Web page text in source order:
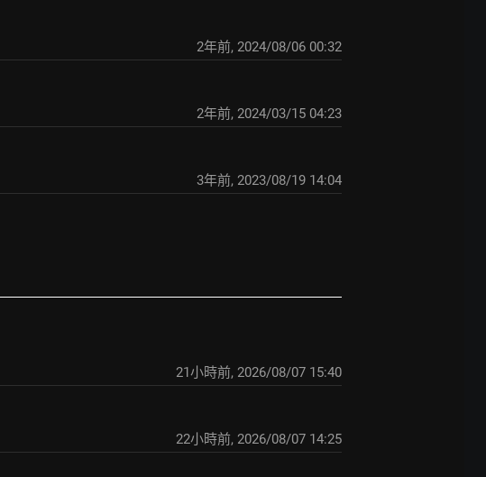
2年前, 2024/08/06 00:32
2年前, 2024/03/15 04:23
3年前, 2023/08/19 14:04
21小時前, 2026/08/07 15:40
22小時前, 2026/08/07 14:25